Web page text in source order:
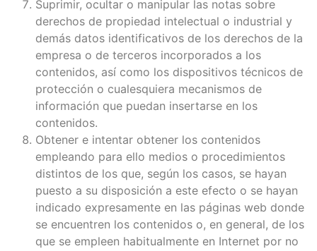
Suprimir, ocultar o manipular las notas sobre
derechos de propiedad intelectual o industrial y
demás datos identificativos de los derechos de la
empresa o de terceros incorporados a los
contenidos, así como los dispositivos técnicos de
protección o cualesquiera mecanismos de
información que puedan insertarse en los
contenidos.
Obtener e intentar obtener los contenidos
empleando para ello medios o procedimientos
distintos de los que, según los casos, se hayan
puesto a su disposición a este efecto o se hayan
indicado expresamente en las páginas web donde
se encuentren los contenidos o, en general, de los
que se empleen habitualmente en Internet por no